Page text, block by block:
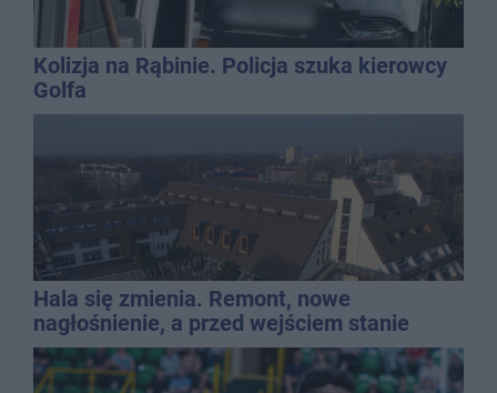
Kolizja na Rąbinie. Policja szuka kierowcy
Golfa
Hala się zmienia. Remont, nowe
nagłośnienie, a przed wejściem stanie
QEMETICA ARENA